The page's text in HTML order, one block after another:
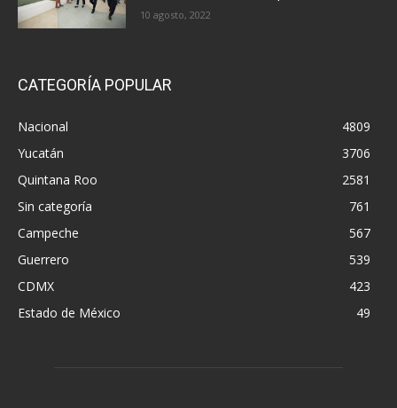
10 agosto, 2022
CATEGORÍA POPULAR
Nacional
4809
Yucatán
3706
Quintana Roo
2581
Sin categoría
761
Campeche
567
Guerrero
539
CDMX
423
Estado de México
49